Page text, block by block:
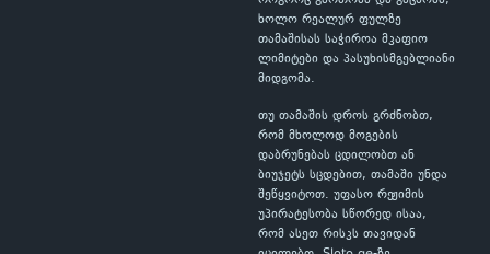
ხოლო რეალურ ფულზე
თამაშისას საჭიროა მკაფიო
ლიმიტები და პასუხისმგებლიანი
მიდგომა.
თუ თამაშის დროს გრძნობთ,
რომ მხოლოდ მოგების
დაბრუნებას ცდილობთ ან
ბიუჯეტს სცდებით, თამაში უნდა
შეწყვიტოთ. უფასო რეჟიმის
უპირატესობა სწორედ ისაა,
რომ ასეთ რისკს თავიდან